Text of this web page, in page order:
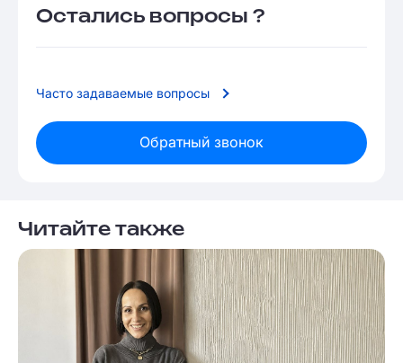
Остались вопросы ?
Часто задаваемые вопросы
Обратный звонок
Читайте также